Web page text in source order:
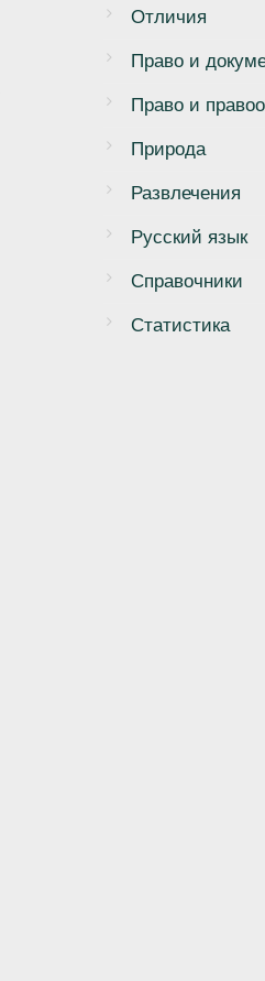
Отличия
Право и
Право и
Природа
Развлечения
Русский язык
Справочники
Статистика